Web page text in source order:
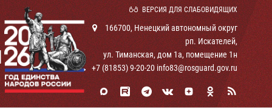
ВЕРСИЯ ДЛЯ СЛАБОВИДЯЩИХ
166700, Ненецкий автономный округ
рп. Искателей,
ул. Тиманская, дом 1а, помещение 1н
+7 (81853) 9-20-20 info83@rosguard.gov.ru